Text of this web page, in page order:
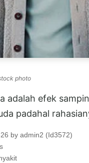
photo
adalah efek
padahal
by admin2 (Id3572)